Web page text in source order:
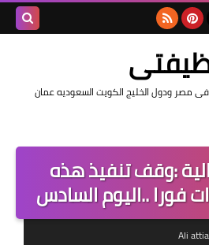
مصر ودول الخليج الكويت السعوديه عمان
:وقف تنفيذ هذه
فورا ..اليوم السادس
Ali attia